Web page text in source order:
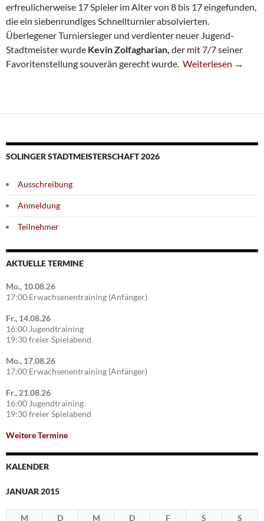
erfreulicherweise 17 Spieler im Alter von 8 bis 17 eingefunden,
die ein siebenrundiges Schnellturnier absolvierten.
Überlegener Turniersieger und verdienter neuer Jugend-
Stadtmeister wurde Kevin Zolfagharian, der mit 7/7 seiner
Favoritenstellung souverän gerecht wurde. Kevin Zolfagharian
Weiterlesen →
SOLINGER STADTMEISTERSCHAFT 2026
Ausschreibung
Anmeldung
Teilnehmer
AKTUELLE TERMINE
Mo., 10.08.26
17:00 Erwachsenentraining (Anfänger)
Fr., 14.08.26
16:00 Jugendtraining
19:30 freier Spielabend
Mo., 17.08.26
17:00 Erwachsenentraining (Anfänger)
Fr., 21.08.26
16:00 Jugendtraining
19:30 freier Spielabend
Weitere Termine
KALENDER
JANUAR 2015
M D M D F S S